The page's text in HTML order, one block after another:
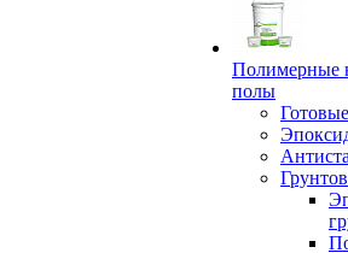
Полимерные
полы